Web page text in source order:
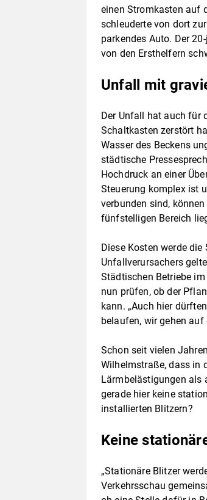
einen Stromkasten auf
schleuderte von dort
parkendes Auto. Der
von den Ersthelfern
Unfall mit
Der Unfall hat auch für
Schaltkasten zerstört
Wasser des Beckens
städtische
Hochdruck an einer
Steuerung komplex ist
verbunden sind,
fünfstelligen Bereich
Diese Kosten werde
Unfallverursachers
Städtischen Betriebe
nun prüfen, ob der
kann. „Auch hier
belaufen, wir gehen auf
Schon seit vielen
Wilhelmstraße, dass in
Lärmbelästigungen als
gerade hier keine
installierten Blitzern?
Keine
„Stationäre Blitzer
Verkehrsschau